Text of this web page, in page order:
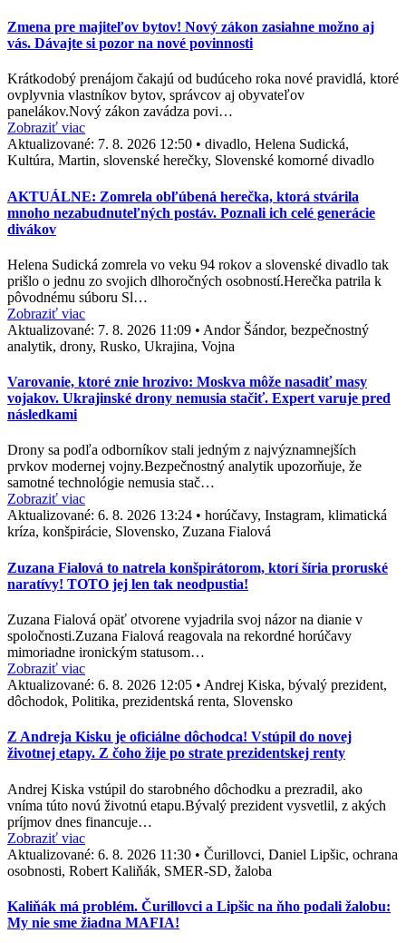
Zmena pre majiteľov bytov! Nový zákon zasiahne možno aj
vás. Dávajte si pozor na nové povinnosti
Krátkodobý prenájom čakajú od budúceho roka nové pravidlá, ktoré
ovplyvnia vlastníkov bytov, správcov aj obyvateľov
panelákov.Nový zákon zavádza povi…
Zobraziť viac
Aktualizované: 7. 8. 2026 12:50 • divadlo, Helena Sudická,
Kultúra, Martin, slovenské herečky, Slovenské komorné divadlo
AKTUÁLNE: Zomrela obľúbená herečka, ktorá stvárila
mnoho nezabudnuteľných postáv. Poznali ich celé generácie
divákov
Helena Sudická zomrela vo veku 94 rokov a slovenské divadlo tak
prišlo o jednu zo svojich dlhoročných osobností.Herečka patrila k
pôvodnému súboru Sl…
Zobraziť viac
Aktualizované: 7. 8. 2026 11:09 • Andor Šándor, bezpečnostný
analytik, drony, Rusko, Ukrajina, Vojna
Varovanie, ktoré znie hrozivo: Moskva môže nasadiť masy
vojakov. Ukrajinské drony nemusia stačiť. Expert varuje pred
následkami
Drony sa podľa odborníkov stali jedným z najvýznamnejších
prvkov modernej vojny.Bezpečnostný analytik upozorňuje, že
samotné technológie nemusia stač…
Zobraziť viac
Aktualizované: 6. 8. 2026 13:24 • horúčavy, Instagram, klimatická
kríza, konšpirácie, Slovensko, Zuzana Fialová
Zuzana Fialová to natrela konšpirátorom, ktorí šíria proruské
naratívy! TOTO jej len tak neodpustia!
Zuzana Fialová opäť otvorene vyjadrila svoj názor na dianie v
spoločnosti.Zuzana Fialová reagovala na rekordné horúčavy
mimoriadne ironickým statusom…
Zobraziť viac
Aktualizované: 6. 8. 2026 12:05 • Andrej Kiska, bývalý prezident,
dôchodok, Politika, prezidentská renta, Slovensko
Z Andreja Kisku je oficiálne dôchodca! Vstúpil do novej
životnej etapy. Z čoho žije po strate prezidentskej renty
Andrej Kiska vstúpil do starobného dôchodku a prezradil, ako
vníma túto novú životnú etapu.Bývalý prezident vysvetlil, z akých
príjmov dnes financuje…
Zobraziť viac
Aktualizované: 6. 8. 2026 11:30 • Čurillovci, Daniel Lipšic, ochrana
osobnosti, Robert Kaliňák, SMER-SD, žaloba
Kaliňák má problém. Čurillovci a Lipšic na ňho podali žalobu:
My nie sme žiadna MAFIA!